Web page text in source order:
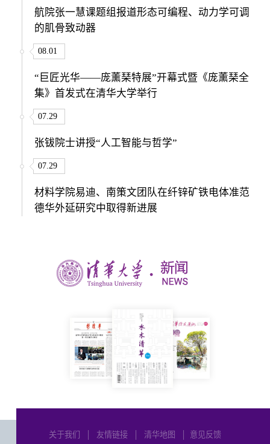
航院张一慧课题组报道形态可编程、动力学可调
的肌骨致动器
08.01
“巨匠光华——庞薰琹特展”开幕式暨《庞薰琹全
集》首发式在清华大学举行
07.29
张钹院士讲授“人工智能与哲学”
07.29
材料学院易迪、南策文团队在纤锌矿铁电体准范
德华外延研究中取得新进展
关于我们 友情链接 清华地图 意见反馈